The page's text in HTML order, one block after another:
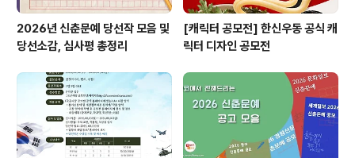
2026년 신춘문예 당선작 모음 및
당선소감, 심사평 총정리
[캐릭터 공모전] 한신우동 공식 캐
릭터 디자인 공모전